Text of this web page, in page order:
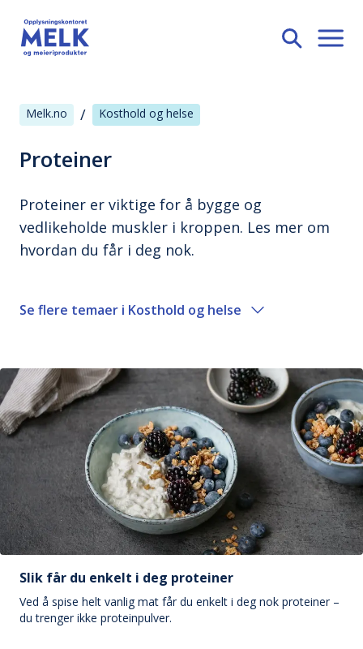
Melk.no / Kosthold og helse
Proteiner
Proteiner er viktige for å bygge og
vedlikeholde muskler i kroppen. Les mer om
hvordan du får i deg nok.
Se flere temaer i Kosthold og helse
Slik får du enkelt i deg proteiner
Ved å spise helt vanlig mat får du enkelt i deg nok proteiner –
du trenger ikke proteinpulver.